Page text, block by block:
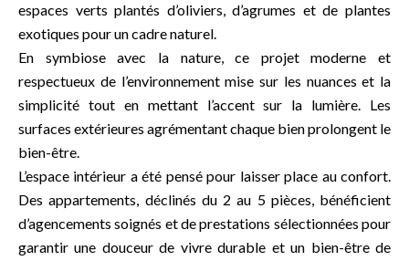
espaces verts plantés d’oliviers, d’agrumes et de plantes
exotiques pour un cadre naturel.
En symbiose avec la nature, ce projet moderne et
respectueux de l’environnement mise sur les nuances et la
simplicité tout en mettant l’accent sur la lumière. Les
surfaces extérieures agrémentant chaque bien prolongent le
bien-être.
L’espace intérieur a été pensé pour laisser place au confort.
Des appartements, déclinés du 2 au 5 pièces, bénéficient
d’agencements soignés et de prestations sélectionnées pour
garantir une douceur de vivre durable et un bien-être de